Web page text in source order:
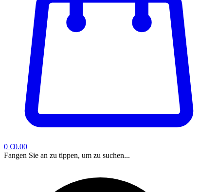
0 €0.00
Fangen Sie an zu tippen, um zu suchen...